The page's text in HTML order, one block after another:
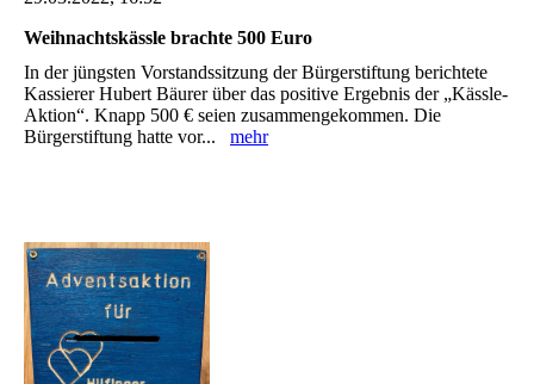
Weihnachtskässle brachte 500 Euro
In der jüngsten Vorstandssitzung der Bürgerstiftung berichtete
Kassierer Hubert Bäurer über das positive Ergebnis der „Kässle-
Aktion“. Knapp 500 € seien zusammengekommen. Die
Bürgerstiftung hatte vor... mehr